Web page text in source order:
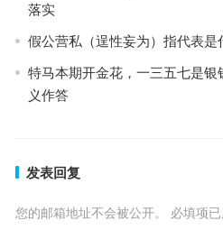
落实
假公营私（逞性妄为）指代表
特马本期开金花，一三五七是
义作答
发表回复
您的邮箱地址不会被公开。 必填项已